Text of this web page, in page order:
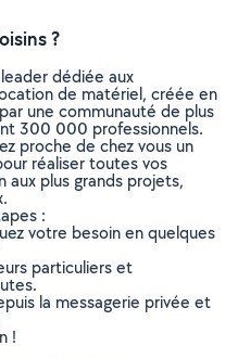
?
dédiée aux
de matériel, créée en
une communauté de plus
300 000 professionnels.
proche de chez vous un
réaliser toutes vos
plus grands projets,
:
votre besoin en quelques
particuliers et
la messagerie privée et
!